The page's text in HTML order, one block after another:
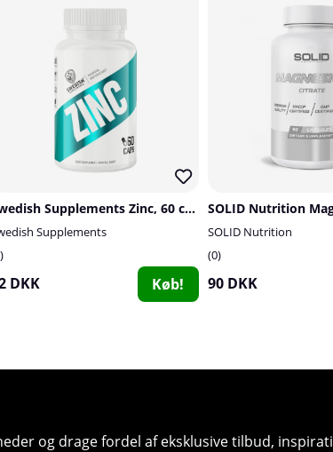
Swedish Supplements Zinc, 60 caps
Supplements
DKK Køb!
SOLID Nutrition
0
90 DKK
og drage fordel af eksklusive tilbud,